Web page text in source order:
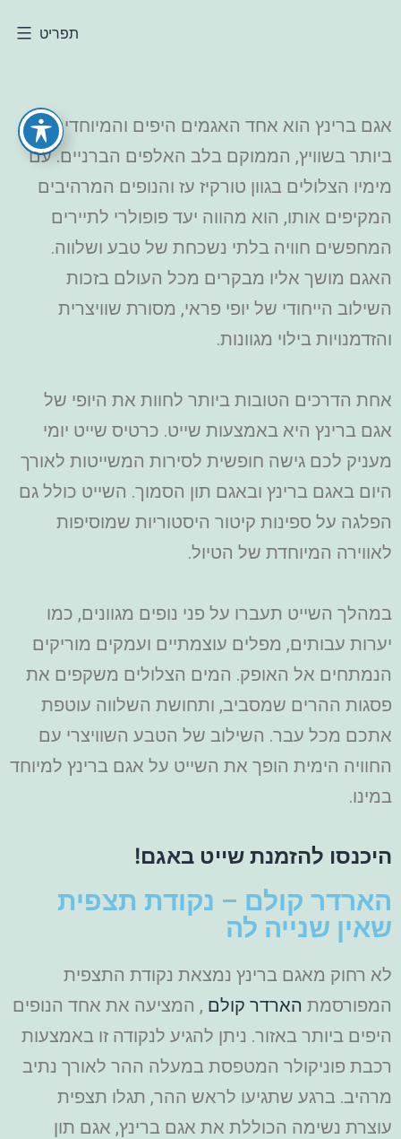
תפריט
אגם ברינץ הוא אחד האגמים היפים והמיוחדים
ביותר בשוויץ, הממוקם בלב האלפים הברניים. עם
מימיו הצלולים בגוון טורקיז עז והנופים המרהיבים
המקיפים אותו, הוא מהווה יעד פופולרי לתיירים
המחפשים חוויה בלתי נשכחת של טבע ושלווה.
האגם מושך אליו מבקרים מכל העולם בזכות
השילוב הייחודי של יופי פראי, מסורת שוויצרית
והזדמנויות בילוי מגוונות.
אחת הדרכים הטובות ביותר לחוות את היופי של
אגם ברינץ היא באמצעות שייט. כרטיס שייט יומי
מעניק לכם גישה חופשית לסירות המשייטות לאורך
היום באגם ברינץ ובאגם תון הסמוך. השייט כולל גם
הפלגה על ספינות קיטור היסטוריות שמוסיפות
לאווירה המיוחדת של הטיול.
במהלך השייט תעברו על פני נופים מגוונים, כמו
יערות עבותים, מפלים עוצמתיים ועמקים מוריקים
הנמתחים אל האופק. המים הצלולים משקפים את
פסגות ההרים שמסביב, ותחושת השלווה עוטפת
אתכם מכל עבר. השילוב של הטבע השוויצרי עם
החוויה הימית הופך את השייט על אגם ברינץ למיוחד
במינו.
היכנסו להזמנת שייט באגם!
הארדר קולם – נקודת תצפית
שאין שנייה לה
לא רחוק מאגם ברינץ נמצאת נקודת התצפית
המפורסמת הארדר קולם , המציעה את אחד הנופים
היפים ביותר באזור. ניתן להגיע לנקודה זו באמצעות
רכבת פוניקולר המטפסת במעלה ההר לאורך נתיב
מרהיב. ברגע שתגיעו לראש ההר, תגלו תצפית
עוצרת נשימה הכוללת את אגם ברינץ, אגם תון